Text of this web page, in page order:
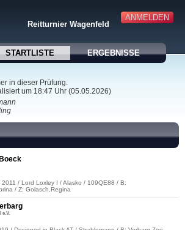
ANMELDEN
Reitturnier Wagenfeld
STARTLISTE ERGEBNISSE
in dieser Prüfung.
um 18:47 Uhr (05.05.2026)
2011 / Lord Loxley I / Alasko / 109QE88 / B:
/ Z: Golasch,Regina
e.V.